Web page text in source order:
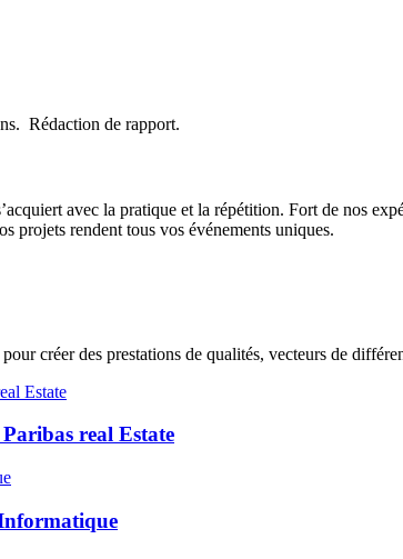
Rédaction de rapport.
avec la pratique et la répétition. Fort de nos
projets rendent tous vos événements uniques.
créer des prestations de qualités, vecteurs de
real Estate